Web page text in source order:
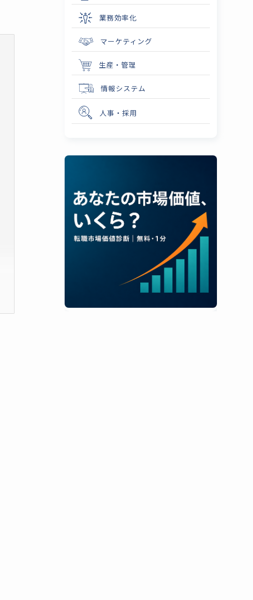
業務効率化
マーケティング
生産・管理
情報システム
人事・採用